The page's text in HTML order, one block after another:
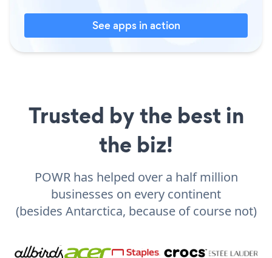
See apps in action
Trusted by the best in
the biz!
POWR has helped over a half million
businesses on every continent
(besides Antarctica, because of course not)